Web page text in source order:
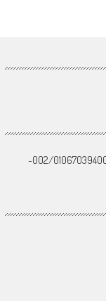
أرقام الأتصال ــــــــــــــــــــــــــــــــــــــــــــــــــ 002/01067039400-